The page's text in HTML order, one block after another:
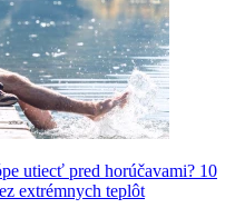
utiecť pred horúčavami? 10
extrémnych teplôt